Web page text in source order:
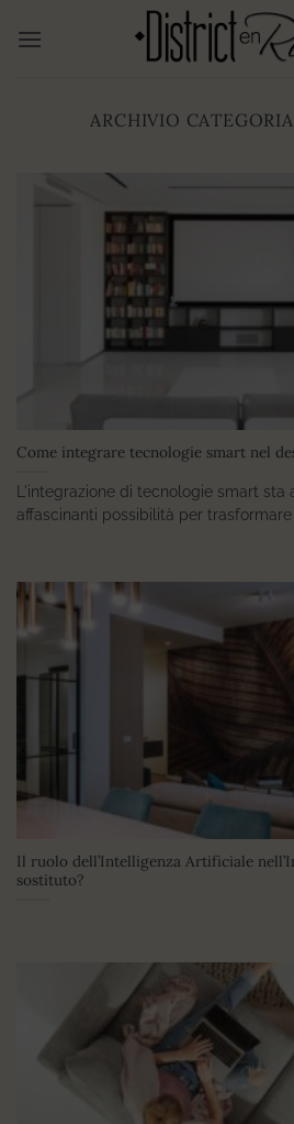
ARCHIVIO
Come integrare tecnologie smart nel
L'integrazione di tecnologie smart sta
affascinanti possibilità per
Il ruolo dell’Intelligenza Artificiale
sostituto?